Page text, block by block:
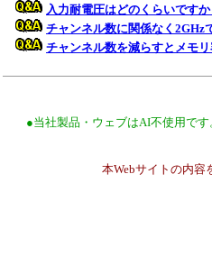
入力耐電圧はどのくらいですか
チャンネル数に関係なく2GHz
チャンネル数を減らすとメモ
●当社製品・ウェブはAI不使用で
本Webサイトの内容